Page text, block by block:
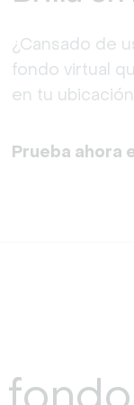
¿Cansado de
fondo virtual
en tu
Prueba ahora